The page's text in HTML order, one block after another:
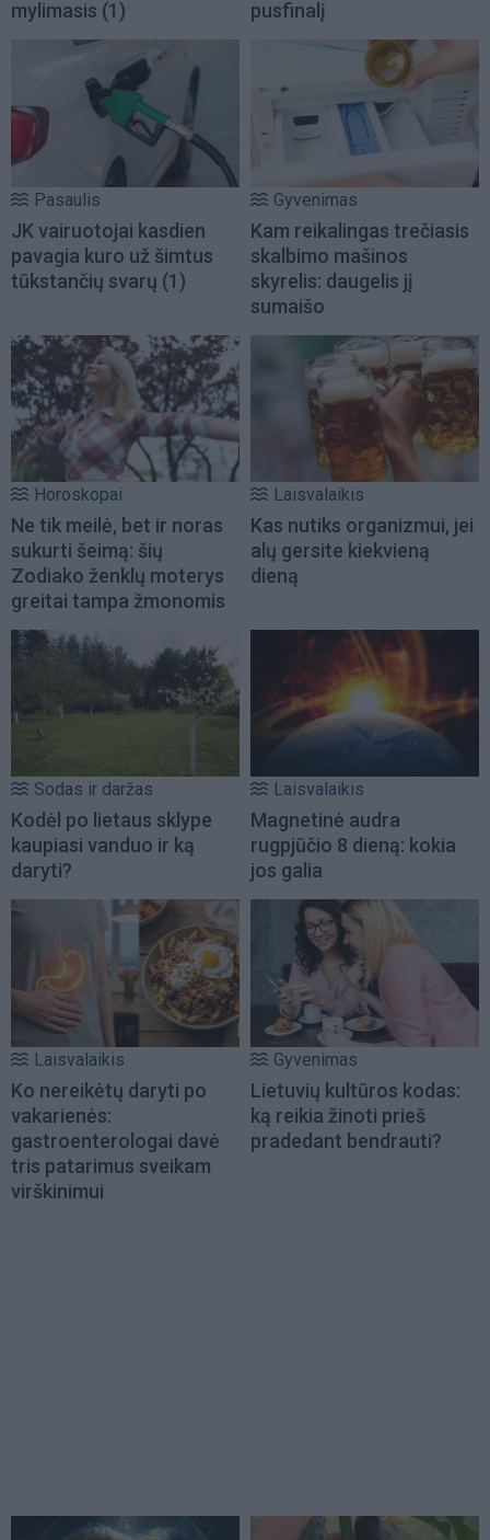
mylimasis (1) pusfinalį
Pasaulis
JK vairuotojai kasdien
pavagia kuro už šimtus
tūkstančių svarų (1)
Gyvenimas
Kam reikalingas trečiasis
skalbimo mašinos
skyrelis: daugelis jį
sumaišo
Horoskopai
Ne tik meilė, bet ir noras
sukurti šeimą: šių
Zodiako ženklų moterys
greitai tampa žmonomis
Laisvalaikis
Kas nutiks organizmui, jei
alų gersite kiekvieną
dieną
Sodas ir daržas
Kodėl po lietaus sklype
kaupiasi vanduo ir ką
daryti?
Laisvalaikis
Magnetinė audra
rugpjūčio 8 dieną: kokia
jos galia
Laisvalaikis
Ko nereikėtų daryti po
vakarienės:
gastroenterologai davė
tris patarimus sveikam
virškinimui
Gyvenimas
Lietuvių kultūros kodas:
ką reikia žinoti prieš
pradedant bendrauti?